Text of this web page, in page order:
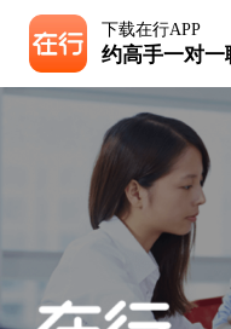
下载在行APP
约高手一对一